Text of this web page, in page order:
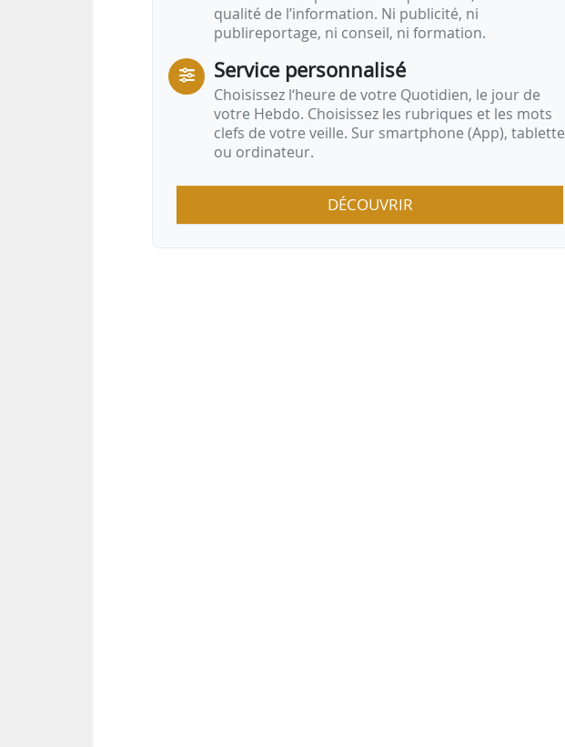
qualité de l’information. Ni publicité, ni
publireportage, ni conseil, ni formation.
Service personnalisé
Choisissez l‘heure de votre Quotidien, le jour de
votre Hebdo. Choisissez les rubriques et les mots
clefs de votre veille. Sur smartphone (App), tablette
ou ordinateur.
DÉCOUVRIR